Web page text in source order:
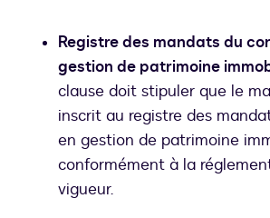
Registre des mandats du
gestion de patrimoine
clause doit stipuler que le
inscrit au registre des
en gestion de patrimoine
conformément à la
vigueur.